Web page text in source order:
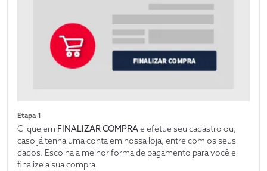
Etapa 1
Clique em FINALIZAR COMPRAe efetue seu cadastro ou,
caso já tenha uma conta em nossa loja, entre com os seus
dados. Escolha a melhor forma de pagamento para você e
finalize a sua compra.